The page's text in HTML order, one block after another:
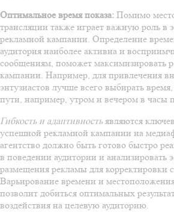
Оптимальное время показа: Помимо
трансляции также играет важную роль в
рекламной кампании. Определение
аудитория наиболее активна и
сообщениям, поможет максимизировать
кампании. Например, для привлечения
энтузиастов лучше всего выбирать
пути, например, утром и вечером в часы
Гибкость и адаптивностьявляются
успешной рекламной кампании на
агентство должно быть готово быстро
в поведении аудитории и анализировать
размещения рекламы для корректировки
Варьирование времени и
позволит добиться оптимальных
воздействия на целевую аудиторию.